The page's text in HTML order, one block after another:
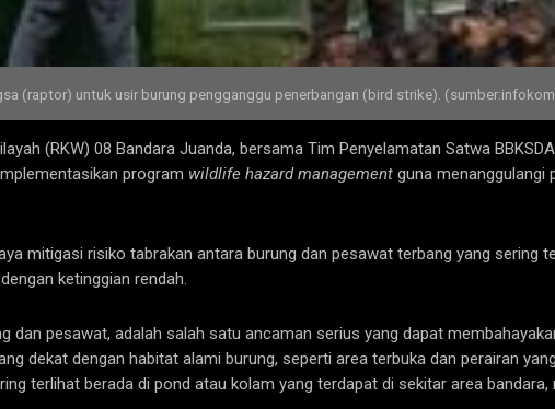
(raptor) untuk usir burung pengganggu penerbangan (bird strike).
(RKW) 08 Bandara Juanda, bersama Tim Penyelamatan Satwa
program wildlife hazard management guna
mitigasi risiko tabrakan antara burung dan pesawat terbang yang sering
ketinggian rendah.
dan pesawat, adalah salah satu ancaman serius yang dapat
dekat dengan habitat alami burung, seperti area terbuka dan perairan
terlihat berada di pond atau kolam yang terdapat di sekitar area